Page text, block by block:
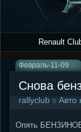
Renault
Февраль-11-09
Снова
rallyclub в Авто
Опять